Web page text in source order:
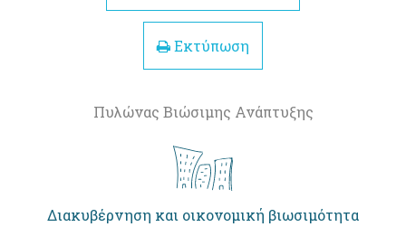
Εκτύπωση
Πυλώνας Βιώσιμης Ανάπτυξης
Διακυβέρνηση και οικονομική βιωσιμότητα